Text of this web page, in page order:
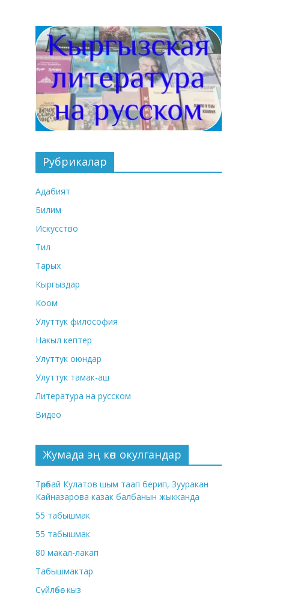
Рубрикалар
Адабият
Билим
Искусство
Тил
Тарых
Кыргыздар
Коом
Улуттук философия
Накыл кептер
Улуттук оюндар
Улуттук тамак-аш
Литература на русском
Видео
Жумада эң көп окулгандар
Төрөбай Кулатов шым таап берип, Зууракан
Кайназарова казак балбанын жыкканда
55 табышмак
55 табышмак
80 макал-лакап
Табышмактар
Сүйлөбөс кыз